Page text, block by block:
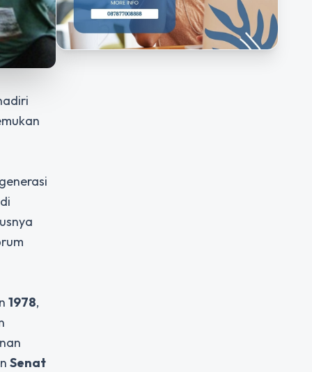
1978,
Senat